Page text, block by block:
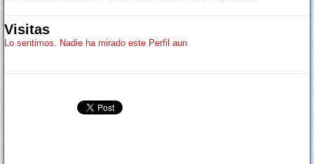
Visitas
Lo sentimos. Nadie ha mirado este Perfil aun